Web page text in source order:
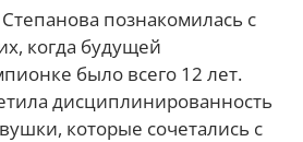
познакомилась с
когда будущей
было всего 12 лет.
дисциплинированность
которые сочетались с